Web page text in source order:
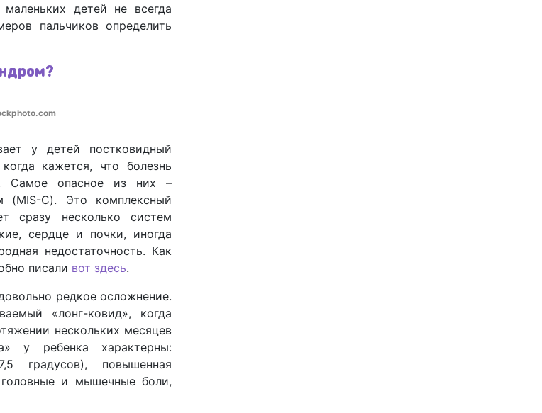
детей не всегда
пальчиков определить
у детей постковидный
кажется, что болезнь
Самое опасное из них –
(MIS-C). Это комплексный
сразу несколько систем
сердце и почки, иногда
недостаточность. Как
писали вот здесь.
редкое осложнение.
«лонг-ковид», когда
нескольких месяцев
у ребенка характерны:
градусов), повышенная
и мышечные боли,